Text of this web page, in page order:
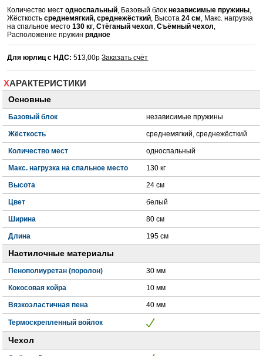
Количество местодноспальный, Базовый блокнезависимые пружины,
Жёсткостьсреднемягкий, среднежёсткий, Высота24 см, Макс. нагрузка
на спальное место130 кг,Стёганый чехол,Съёмный чехол,
Расположение пружинрядное
Для юрлиц с НДС: 513,00рЗаказать счёт
ХАРАКТЕРИСТИКИ
Основные
Базовый блок независимые пружины
Жёсткость среднемягкий, среднежёсткий
Количество мест односпальный
Макс. нагрузка на спальное место 130 кг
Высота 24 см
Цвет белый
Ширина 80 см
Длина 195 см
Настилочные материалы
Пенополиуретан (поролон) 30 мм
Кокосовая койра 10 мм
Вязкоэластичная пена 40 мм
Термоскрепленный войлок
Чехол